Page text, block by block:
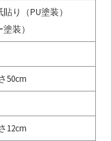
り（PU塗装）
装）
50cm
12cm